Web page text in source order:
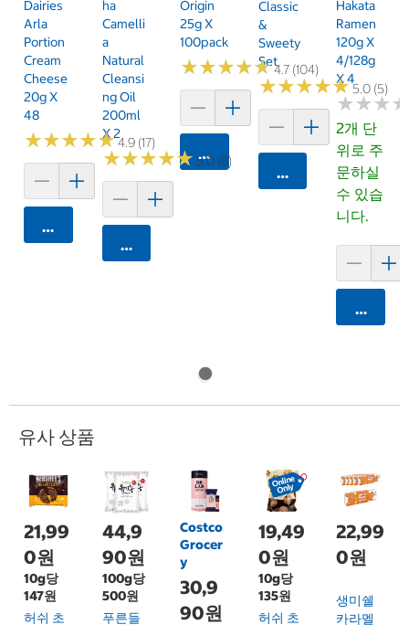
Dairies
Arla
Portion
Cream
Cheese
20g X
48
★★★★★
★★★★★4.9 (17)
카트에 담기
Ha
Camelli
A
Natural
Cleansi
Ng Oil
200ml
X 2
★★★★★
★★★★★ 5.0 (8)
카트에 담기
Origin
25g X
100pack
★★★★★
★★★★★4.7 (104)
카트에 담기
Classic
&
Sweety
Set
★★★★★
★★★★★5.0 (5)
카트에 담기
Hakata
Ramen
120g X
4/128g
X 4
★★★
★★★
2개 단
위로 주
문하실
수 있습
니다.
카트에
유사 상품
21,99
0원
10g당
147원
허쉬 초
44,9
90원
100g당
500원
푸른들
Costco
Grocer
y
30,9
90원
19,49
0원
10g당
135원
허쉬 초
22,99
0원
생미쉘
카라멜